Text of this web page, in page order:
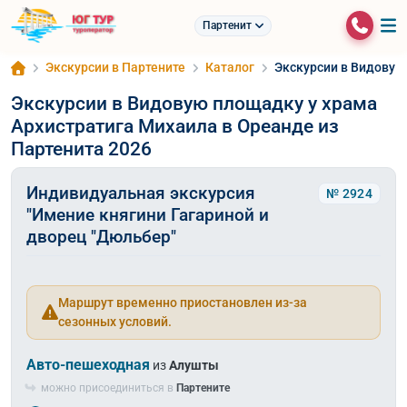
Партенит
Экскурсии в Партените Каталог Экскурсии в
Экскурсии в Видовую площадку у храма
Архистратига Михаила в Ореанде из
Партенита 2026
Индивидуальная экскурсия
"Имение княгини Гагариной и
дворец "Дюльбер"
№ 2924
Маршрут временно приостановлен из-за
сезонных условий.
Авто-пешеходная изАлушты
можно присоединиться в Партените